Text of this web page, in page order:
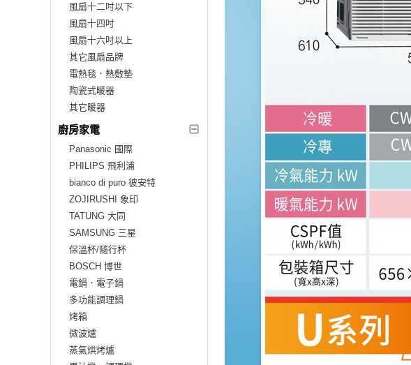
風扇十二吋以下
風扇十四吋
風扇十六吋以上
其它風扇品牌
電熱毯．熱敷墊
陶瓷式暖器
其它暖器
廚房家電
Panasonic 國際
PHILIPS 飛利浦
bianco di puro 彼安特
ZOJIRUSHI 象印
TATUNG 大同
SAMSUNG 三星
保溫杯/隨行杯
BOSCH 博世
電鍋．電子鍋
多功能調理鍋
烤箱
微波爐
蒸氣烘烤爐